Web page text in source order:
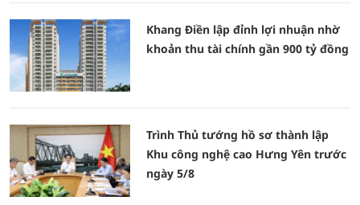
Khang Điền lập đỉnh lợi nhuận nhờ
khoản thu tài chính gần 900 tỷ đồng
Trình Thủ tướng hồ sơ thành lập
Khu công nghệ cao Hưng Yên trước
ngày 5/8